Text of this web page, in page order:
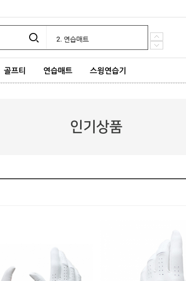
2. 연습매트
1. e장갑
골프티 연습매트 스윙연습기
인기상품